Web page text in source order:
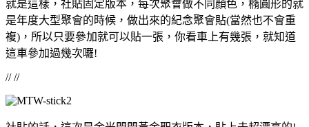
就是這樣，社貼固定版本，每次聚會做不同顏色，橢圓形的就
是年度大型聚會的時候，做出來的紀念聚會貼(當然也不會重
複)，所以只要參加就可以貼一張，你看車上有幾張，就知道
這車參加過幾次囉!
// //